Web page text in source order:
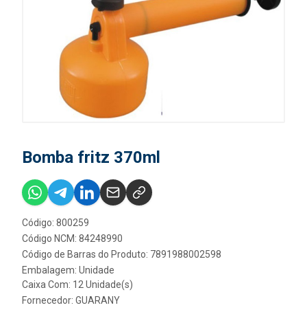
Bomba fritz 370ml
Código: 800259
Código NCM: 84248990
Código de Barras do Produto: 7891988002598
Embalagem: Unidade
Caixa Com: 12 Unidade(s)
Fornecedor: GUARANY